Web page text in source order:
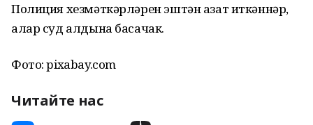
Полиция хезмәткәрләрен эштән азат иткәннәр,
алар суд алдына басачак.
Фото: pixabay.com
Читайте нас